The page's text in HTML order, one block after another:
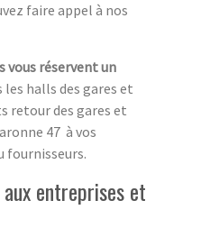
faire appel à nos
vous réservent un
les halls des gares et
retour des gares et
47 à vos
fournisseurs.
entreprises et